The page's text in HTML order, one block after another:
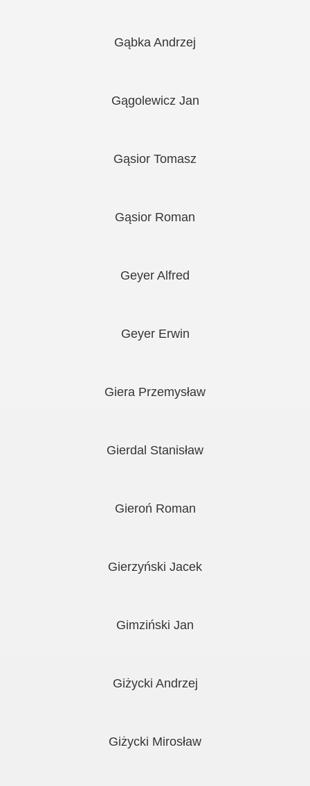
Gąbka Andrzej
Gągolewicz Jan
Gąsior Tomasz
Gąsior Roman
Geyer Alfred
Geyer Erwin
Giera Przemysław
Gierdal Stanisław
Gieroń Roman
Gierzyński Jacek
Gimziński Jan
Giżycki Andrzej
Giżycki Mirosław